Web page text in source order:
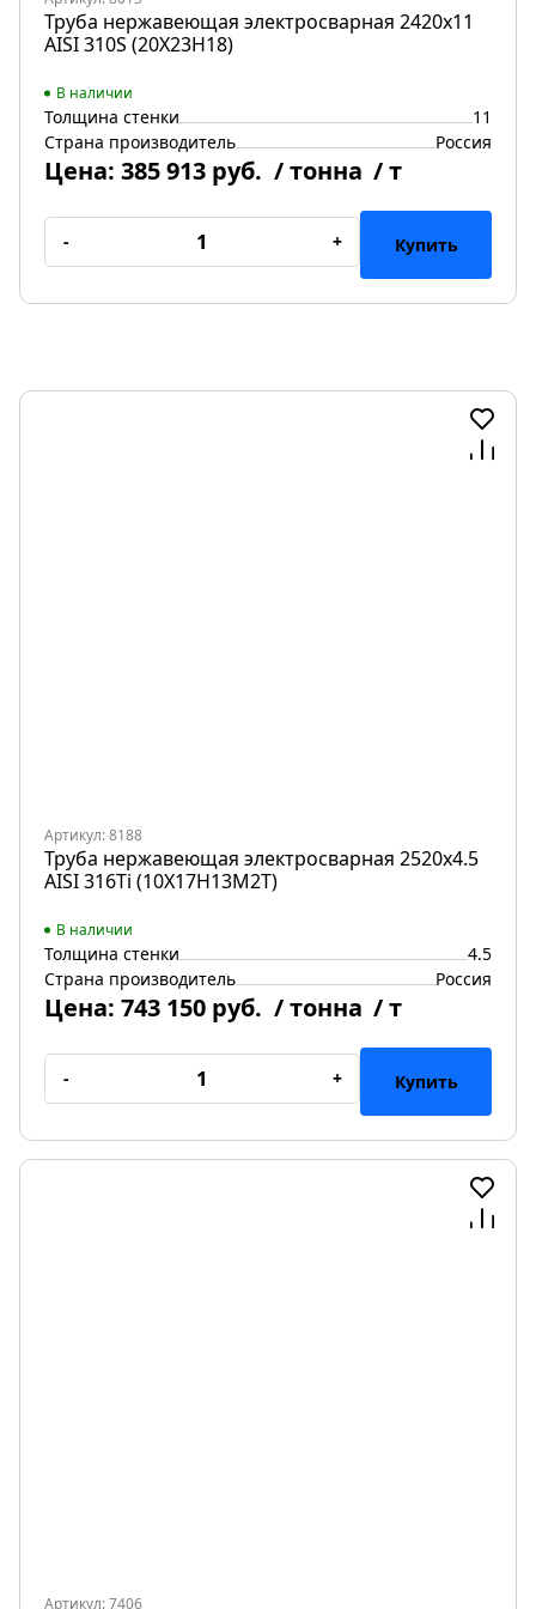
Труба нержавеющая электросварная 2420х11
AISI 310S (20Х23Н18)
В наличии
Толщина стенки
11
Страна производитель
Россия
Цена: 385 913 руб. / тонна / т
- + Купить
Артикул: 8188
Труба нержавеющая электросварная 2520х4.5
AISI 316Ti (10Х17Н13М2Т)
В наличии
Толщина стенки
4.5
Страна производитель
Россия
Цена: 743 150 руб. / тонна / т
- + Купить
Артикул: 7406